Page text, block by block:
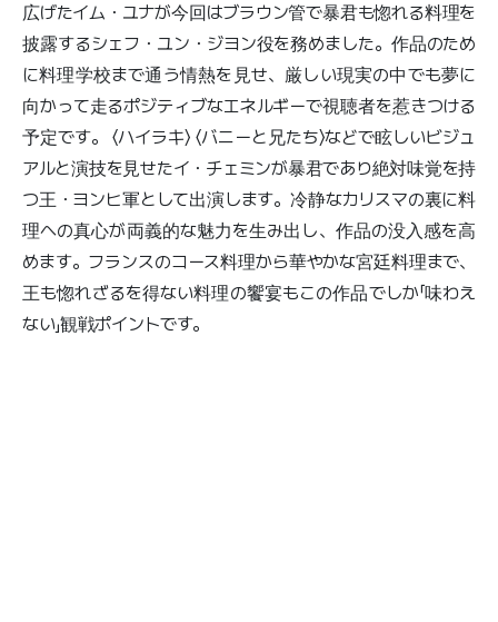
広げたイム・ユナが今回はブラウン管で暴君も惚れる料理を
披露するシェフ・ユン・ジヨン役を務めました。作品のため
に料理学校まで通う情熱を見せ、厳しい現実の中でも夢に
向かって走るポジティブなエネルギーで視聴者を惹きつける
予定です。 〈ハイラキ〉 〈バニーと兄たち〉などで眩しいビジュ
アルと演技を見せたイ・チェミンが暴君であり絶対味覚を持
つ王・ヨンヒ軍として出演します。冷静なカリスマの裏に料
理への真心が両義的な魅力を生み出し、作品の没入感を高
めます。フランスのコース料理から華やかな宮廷料理まで、
王も惚れざるを得ない料理の饗宴もこの作品でしか「味わえ
ない」観戦ポイントです。